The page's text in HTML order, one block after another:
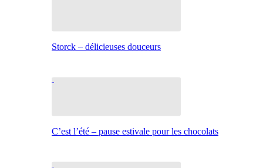
Storck – délicieuses douceurs
C’est l’été – pause estivale pour les chocolats